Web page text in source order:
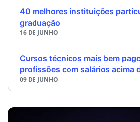
40 melhores instituições
graduação
16 DE JUNHO
Cursos técnicos mais bem
profissões com salários acima
09 DE JUNHO